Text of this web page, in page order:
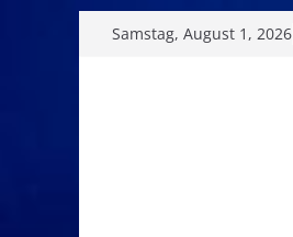
SkipSamstag, August 1, 2026